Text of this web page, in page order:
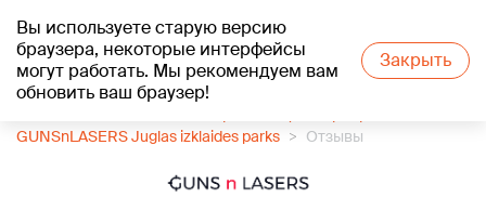
Вы используете старую версию
браузера, некоторые интерфейсы
могут работать. Мы рекомендуем вам
обновить ваш браузер!
Закрыть
+19°C
GUNSnLASERS Juglas izklaides parks
Отзывы